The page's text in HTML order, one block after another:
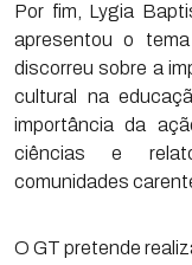
Por fim, Lygia
apresentou o
discorreu sobre a
cultural na
importância da
ciências e
comunidades
O GT pretende